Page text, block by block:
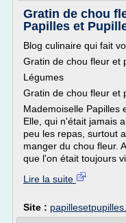
Gratin de chou
Papilles et
Blog culinaire qui fait
Gratin de chou fleur et
Légumes
Gratin de chou fleur et
Mademoiselle Papilles
Elle, qui n'était jamais
peu les repas, surtout
manger du chou fleur.
que l'on était toujours
Lire la suite
Site :